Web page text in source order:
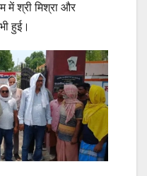
में श्री मिश्रा और
हुई।